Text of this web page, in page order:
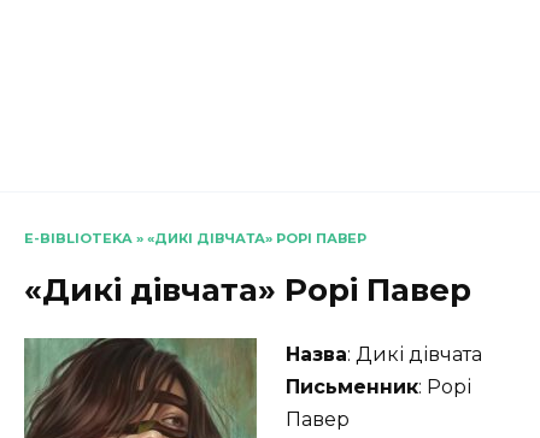
E-BIBLIOTEKA » «ДИКІ ДІВЧАТА» РОРІ ПАВЕР
«Дикі дівчата» Рорі Павер
Назва: Дикі дівчата
Письменник: Рорі
Павер